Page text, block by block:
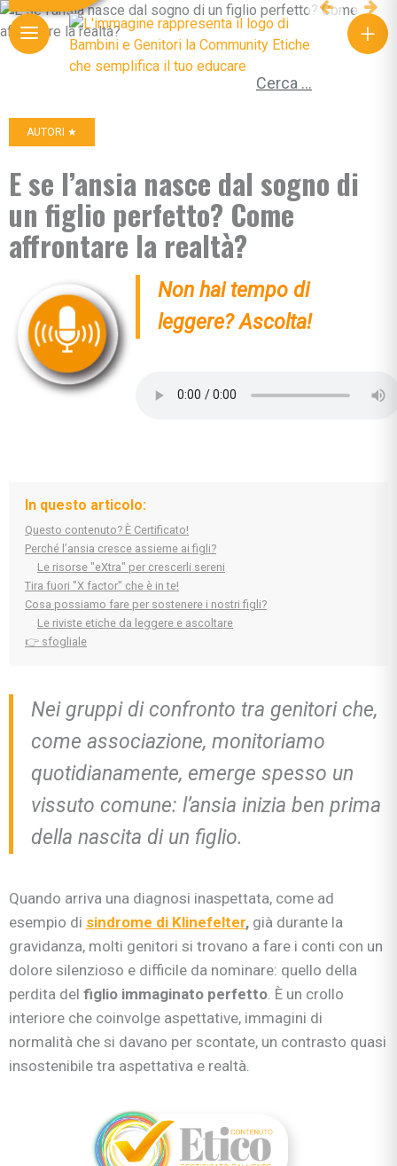
+
Ricerca per:
AUTORI ★
E se l’ansia nasce dal sogno di
un figlio perfetto? Come
affrontare la realtà?
Non hai tempo di
leggere? Ascolta!
In questo articolo:
Questo contenuto? È Certificato!
Perché l’ansia cresce assieme ai figli?
Le risorse "eXtra" per crescerli sereni
Tira fuori "X factor" che è in te!
Cosa possiamo fare per sostenere i nostri figli?
Le riviste etiche da leggere e ascoltare
👉 sfogliale
Nei gruppi di confronto tra genitori che,
come associazione, monitoriamo
quotidianamente, emerge spesso un
vissuto comune: l’ansia inizia ben prima
della nascita di un figlio.
Quando arriva una diagnosi inaspettata, come ad
esempio di sindrome di Klinefelter, già durante la
gravidanza, molti genitori si trovano a fare i conti con un
dolore silenzioso e difficile da nominare: quello della
perdita del figlio immaginato perfetto . È un crollo
interiore che coinvolge aspettative, immagini di
normalità che si davano per scontate, un contrasto quasi
insostenibile tra aspettativa e realtà.